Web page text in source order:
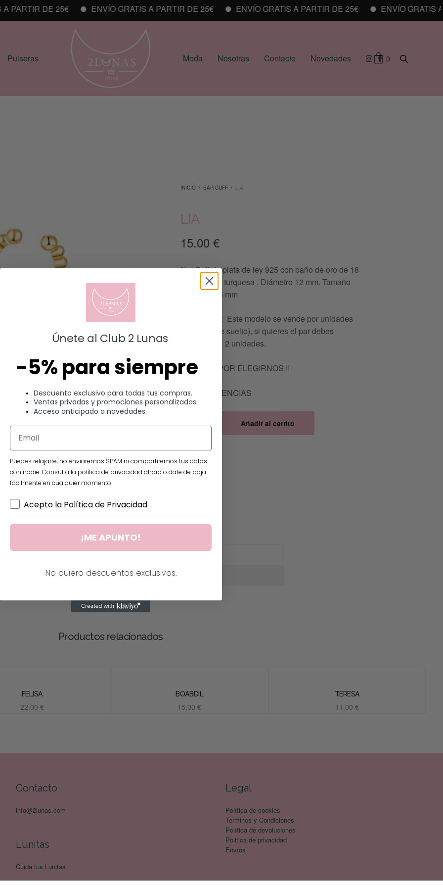
DE 25€ ENVÍO GRATIS A PARTIR DE 25€ ENVÍO GRATIS A PARTIR DE 25€ ENVÍO GRATIS A
Pulseras Moda Nosotras Contacto Novedades 0
INICIO / EAR CUFF / LIA
LIA
15.00€
Ear Cuff de plata de ley 925 con baño de oro de 18
k y circonita turquesa . Diámetro 12 mm. Tamaño
circonita 2,5 mm
ATENCIÓN: Este modelo se vende por unidades
(1 pendiente suelto), si quieres el par debes
seleccionar 2 unidades.
GRACIAS POR ELEGIRNOS !!
HAY EXISTENCIAS
Añadir al carrito
PLATA DO
Productos relacionados
FELISA
22.00 €
BOABDIL
15.00€
TERESA
11.00 €
Contacto
info@2lunas.com
Lunitas
Cuida tus Lunitas
Legal
Política de cookies
Terminos y Condiciones
Política de devoluciones
Politica de privacidad
Envíos
Únete al Club 2 Lunas
-5% para siempre
Descuento exclusivo para todas tus compras.
Ventas privadas y promociones personalizadas.
Acceso anticipado a novedades.
Puedes relajarte, no enviaremos SPAM ni compartiremos tus datos
con nadie. Consulta la política de privacidad ahora o date de baja
fácilmente en cualquier momento.
Acepto la Política de Privacidad
¡ME APUNTO!
No quiero descuentos exclusivos.